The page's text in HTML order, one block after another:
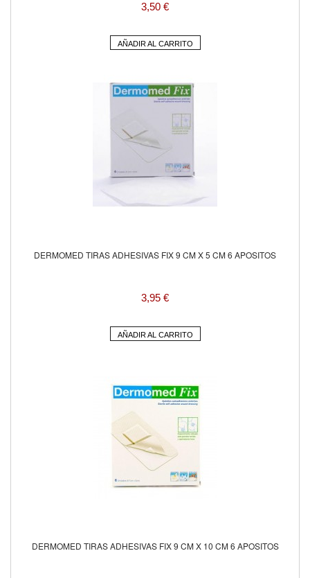
3,50 €
AÑADIR AL CARRITO
DERMOMED TIRAS ADHESIVAS FIX 9 CM X 5 CM 6 APOSITOS
3,95 €
AÑADIR AL CARRITO
DERMOMED TIRAS ADHESIVAS FIX 9 CM X 10 CM 6 APOSITOS